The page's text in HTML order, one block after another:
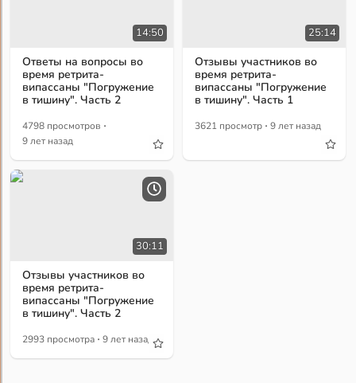
14:50
Ответы на вопросы во
время ретрита-
випассаны "Погружение
в тишину". Часть 2
4798 просмотров ·
9 лет назад
25:14
Отзывы участников во
время ретрита-
випассаны "Погружение
в тишину". Часть 1
3621 просмотр · 9 лет назад
30:11
Отзывы участников во
время ретрита-
випассаны "Погружение
в тишину". Часть 2
2993 просмотра · 9 лет назад